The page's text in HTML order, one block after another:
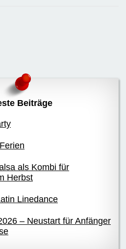
Beiträge
als Kombi für
Herbst
Linedance
– Neustart für Anfänger